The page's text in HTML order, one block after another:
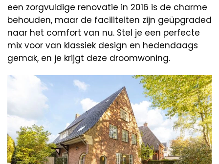
een zorgvuldige renovatie in 2016 is de charme
behouden, maar de faciliteiten zijn geüpgraded
naar het comfort van nu. Stel je een perfecte
mix voor van klassiek design en hedendaags
gemak, en je krijgt deze droomwoning.